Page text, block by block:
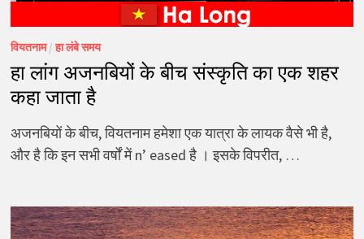
वियतनाम/हा लंबे समय
हा लांग अजनबियों के बीच संस्कृति का एक शहर
कहा जाता है
अजनबियों के बीच, वियतनाम हमेशा एक यात्रा के लायक वैसे भी है,
और है कि इन सभी वर्षों में n’ eased है । इसके विपरीत, …